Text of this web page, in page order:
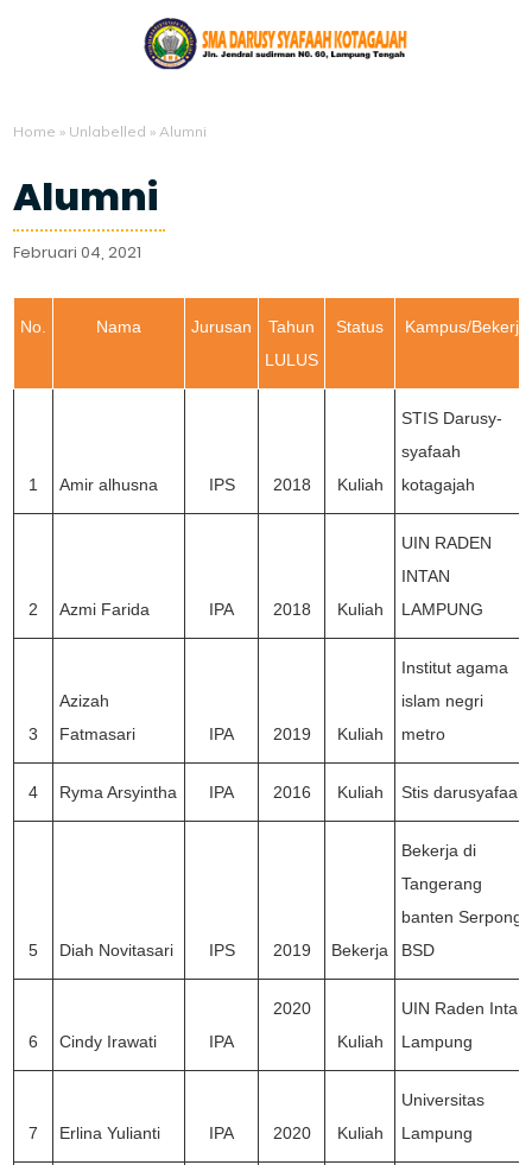
Home » Unlabelled »Alumni
Alumni
Februari 04, 2021
No. Nama Jurusan
Tahun
LULUS
Status Kampus/Bekerja
1 Amir alhusna IPS 2018 Kuliah
STIS Darusy-
syafaah
kotagajah
2 Azmi Farida IPA 2018 Kuliah
UIN RADEN
INTAN
LAMPUNG
3
Azizah
Fatmasari
IPA 2019 Kuliah
Institut agama
islam negri
metro
4 Ryma Arsyintha IPA 2016 Kuliah Stis darusyafaah
5 Diah Novitasari IPS 2019 Bekerja
Bekerja di
Tangerang
banten Serpong
BSD
6 Cindy Irawati IPA
2020
Kuliah
UIN Raden Intan
Lampung
7 Erlina Yulianti IPA 2020 Kuliah
Universitas
Lampung